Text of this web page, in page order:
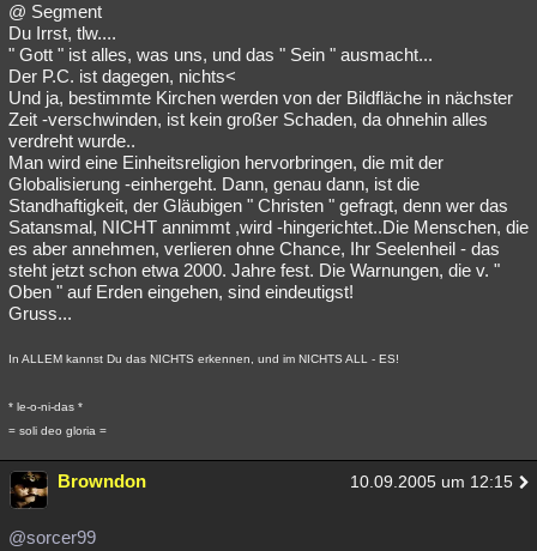
@ Segment
Du Irrst, tlw....
" Gott " ist alles, was uns, und das " Sein " ausmacht...
Der P.C. ist dagegen, nichts<
Und ja, bestimmte Kirchen werden von der Bildfläche in nächster
Zeit -verschwinden, ist kein großer Schaden, da ohnehin alles
verdreht wurde..
Man wird eine Einheitsreligion hervorbringen, die mit der
Globalisierung -einhergeht. Dann, genau dann, ist die
Standhaftigkeit, der Gläubigen " Christen " gefragt, denn wer das
Satansmal, NICHT annimmt ,wird -hingerichtet..Die Menschen, die
es aber annehmen, verlieren ohne Chance, Ihr Seelenheil - das
steht jetzt schon etwa 2000. Jahre fest. Die Warnungen, die v. "
Oben " auf Erden eingehen, sind eindeutigst!
Gruss...
In ALLEM kannst Du das NICHTS erkennen, und im NICHTS ALL - ES!
* le-o-ni-das *
= soli deo gloria =
Browndon 10.09.2005 um 12:15
@sorcer99